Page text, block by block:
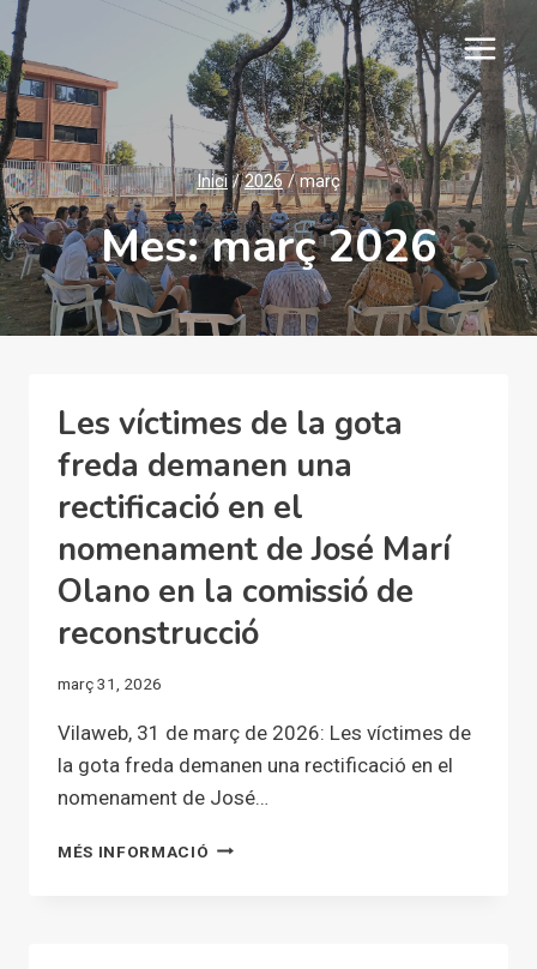
Vés
al
contingut
Inici / 2026 / març
Mes: març 2026
Les víctimes de la gota
freda demanen una
rectificació en el
nomenament de José Marí
Olano en la comissió de
reconstrucció
març 31, 2026
Vilaweb, 31 de març de 2026: Les víctimes de
la gota freda demanen una rectificació en el
nomenament de José…
MÉS INFORMACIÓ LES